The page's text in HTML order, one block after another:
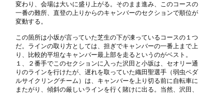
変わり、会場は大いに盛り上がる。そのまま進み、このコースの
一番の難所、直登の上りからのキャンバーのセクションで順位が
変動する。
この箇所は小坂が言っていた芝生の下が凍っているコースの１つ
だ。ラインの取り方としては、担ぎでキャンバーの一番上まで上
り、比較的平坦なキャンバー最上部を走るというのがベスト。
１、２番手でこのセクションに入った沢田と小坂は、セオリー通
りのラインを行けたが、遅れを取っていた織田聖選手（弱虫ペダ
ルサイクリングチーム）は、キャンバーを上り切る前に自転車に
またがり、傾斜の厳しいラインを行く賭けに出る。当然、沢田、